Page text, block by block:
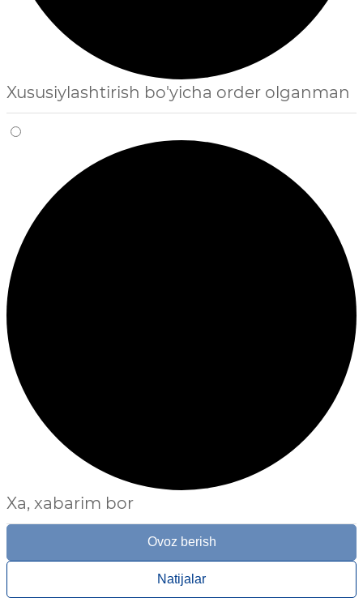
Xususiylashtirish bo'yicha order olganman
Xa, xabarim bor
Ovoz berish
Natijalar